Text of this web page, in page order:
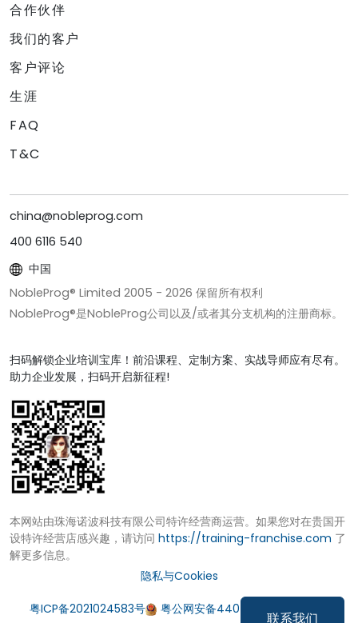
联系我们
合作伙伴
我们的客户
客户评论
生涯
FAQ
T&C
china@nobleprog.com
400 6116 540
中国
NobleProg® Limited 2005 - 2026 保留所有权利
NobleProg®是NobleProg公司以及/或者其分支机构的注册商标。
扫码解锁企业培训宝库！前沿课程、定制方案、实战导师应有尽有。
助力企业发展，扫码开启新征程!
本网站由珠海诺波科技有限公司特许经营商运营。如果您对在贵国开
设特许经营店感兴趣，请访问 https://training-franchise.com 了
解更多信息。
隐私与Cookies
粤ICP备2021024583号 粤公网安备44049002000972号